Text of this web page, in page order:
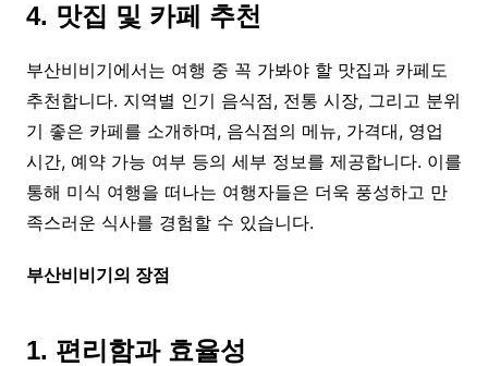
4. 맛집 및 카페 추천
부산비비기에서는 여행 중 꼭 가봐야 할 맛집과 카페도
추천합니다. 지역별 인기 음식점, 전통 시장, 그리고 분위
기 좋은 카페를 소개하며, 음식점의 메뉴, 가격대, 영업
시간, 예약 가능 여부 등의 세부 정보를 제공합니다. 이를
통해 미식 여행을 떠나는 여행자들은 더욱 풍성하고 만
족스러운 식사를 경험할 수 있습니다.
부산비비기의 장점
1. 편리함과 효율성